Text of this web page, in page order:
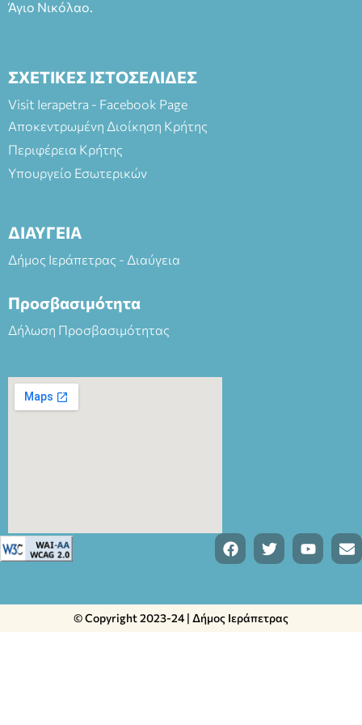
Άγιο Νικόλαο.
ΣΧΕΤΙΚΕΣ ΙΣΤΟΣΕΛΙΔΕΣ
Visit Ierapetra - Facebook Page
Αποκεντρωμένη Διοίκηση Κρήτης
Περιφέρεια Κρήτης
Υπουργείο Εσωτερικών
ΔΙΑΥΓΕΙΑ
Δήμος Ιεράπετρας - Διαύγεια
Προσβασιμότητα
Δήλωση Προσβασιμότητας
© Copyright 2023-24 | Δήμος Ιεράπετρας